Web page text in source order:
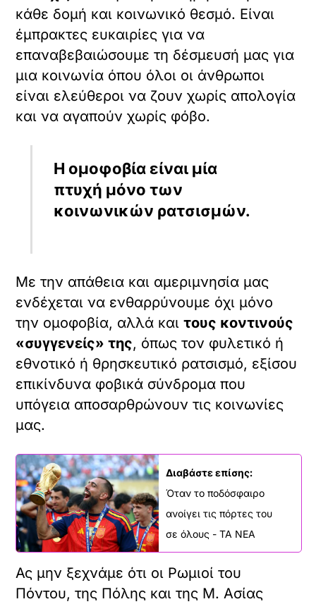
κάθε δομή και κοινωνικό θεσμό. Είναι
έμπρακτες ευκαιρίες για να
επαναβεβαιώσουμε τη δέσμευσή μας για
μια κοινωνία όπου όλοι οι άνθρωποι
είναι ελεύθεροι να ζουν χωρίς απολογία
και να αγαπούν χωρίς φόβο.
Η ομοφοβία είναι μία
πτυχή μόνο των
κοινωνικών ρατσισμών.
Με την απάθεια και αμεριμνησία μας
ενδέχεται να ενθαρρύνουμε όχι μόνο
την ομοφοβία, αλλά καιτους κοντινούς
«συγγενείς» της, όπως τον φυλετικό ή
εθνοτικό ή θρησκευτικό ρατσισμό, εξίσου
επικίνδυνα φοβικά σύνδρομα που
υπόγεια αποσαρθρώνουν τις κοινωνίες
μας.
Διαβάστε επίσης:
Όταν το ποδόσφαιρο
ανοίγει τις πόρτες του
σε όλους - ΤΑ ΝΕΑ
Ας μην ξεχνάμε ότι οι Ρωμιοί του
Πόντου, της Πόλης και της Μ. Ασίας